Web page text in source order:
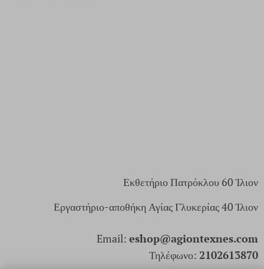
Εκθετήριο Πατρόκλου 60 Ίλιον
Εργαστήριο-αποθήκη Αγίας Γλυκερίας 40 Ίλιον
Email: eshop@agiontexnes.com
Τηλέφωνο: 2102613870